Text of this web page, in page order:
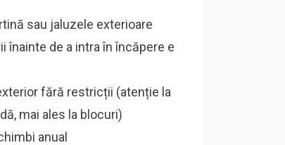
sau jaluzele exterioare
de a intra în încăpere e
fără restricții (atenție la
mai ales la blocuri)
anual